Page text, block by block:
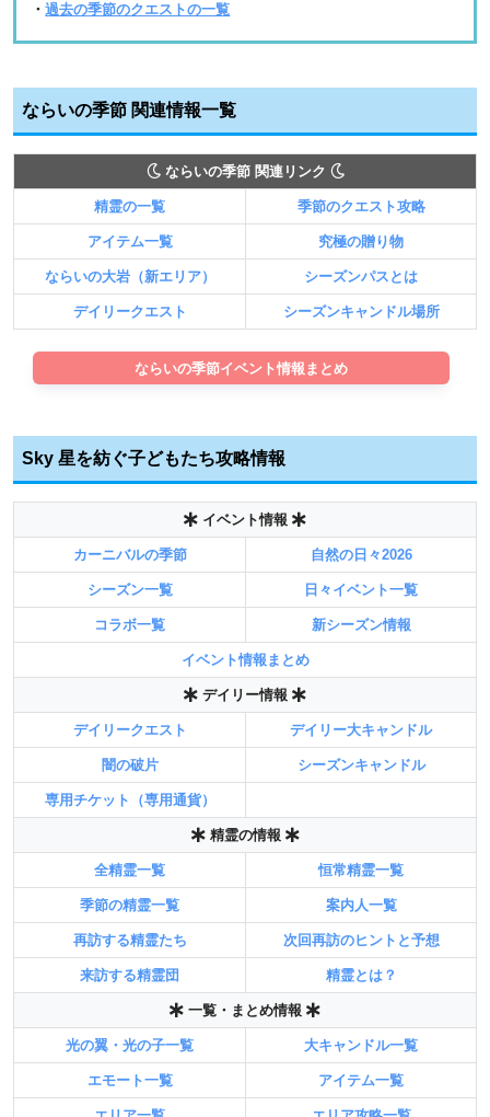
・過去の季節のクエストの一覧
ならいの季節 関連情報一覧
ならいの季節 関連リンク
精霊の一覧 季節のクエスト攻略
アイテム一覧 究極の贈り物
ならいの大岩（新エリア） シーズンパスとは
デイリークエスト シーズンキャンドル場所
ならいの季節イベント情報まとめ
Sky 星を紡ぐ子どもたち攻略情報
イベント情報
カーニバルの季節 自然の日々2026
シーズン一覧 日々イベント一覧
コラボ一覧 新シーズン情報
イベント情報まとめ
デイリー情報
デイリークエスト デイリー大キャンドル
闇の破片 シーズンキャンドル
専用チケット（専用通貨）
精霊の情報
全精霊一覧 恒常精霊一覧
季節の精霊一覧 案内人一覧
再訪する精霊たち 次回再訪のヒントと予想
来訪する精霊団 精霊とは？
一覧・まとめ情報
光の翼・光の子一覧 大キャンドル一覧
エモート一覧 アイテム一覧